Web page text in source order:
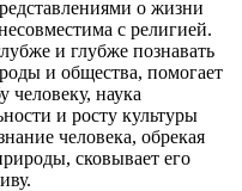
о жизни
с религией.
и глубже познавать
и общества, помогает
человеку, наука
и росту культуры
человека, обрекая
сковывает его